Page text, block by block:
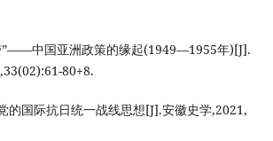
”——中国亚洲政策的缘起(1949—1955年)[J].
80+8.
的国际抗日统一战线思想[J].安徽史学,2021,